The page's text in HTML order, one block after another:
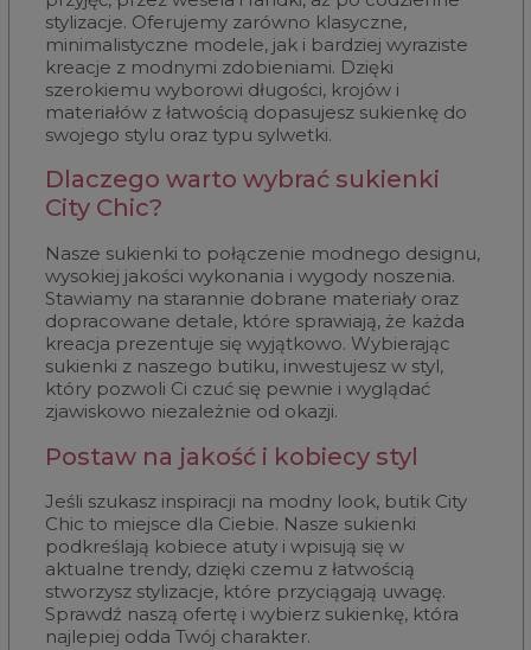
stylizacje. Oferujemy zarówno klasyczne,
minimalistyczne modele, jak i bardziej wyraziste
kreacje z modnymi zdobieniami. Dzięki
szerokiemu wyborowi długości, krojów i
materiałów z łatwością dopasujesz sukienkę do
swojego stylu oraz typu sylwetki.
Dlaczego warto wybrać sukienki
City Chic?
Nasze sukienki to połączenie modnego designu,
wysokiej jakości wykonania i wygody noszenia.
Stawiamy na starannie dobrane materiały oraz
dopracowane detale, które sprawiają, że każda
kreacja prezentuje się wyjątkowo. Wybierając
sukienki z naszego butiku, inwestujesz w styl,
który pozwoli Ci czuć się pewnie i wyglądać
zjawiskowo niezależnie od okazji.
Postaw na jakość i kobiecy styl
Jeśli szukasz inspiracji na modny look, butik City
Chic to miejsce dla Ciebie. Nasze sukienki
podkreślają kobiece atuty i wpisują się w
aktualne trendy, dzięki czemu z łatwością
stworzysz stylizacje, które przyciągają uwagę.
Sprawdź naszą ofertę i wybierz sukienkę, która
najlepiej odda Twój charakter.